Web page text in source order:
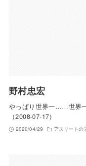
野村忠宏
やっぱり世界一……世界
（2008-07-17）
2020/04/29 アスリートの